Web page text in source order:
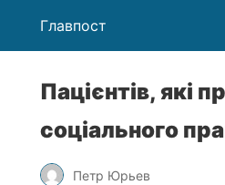
Главпост
Пацієнтів, які
соціального
Петр Юрьев